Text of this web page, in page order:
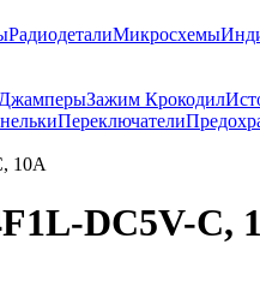
РадиодеталиМикросхемы
ДжамперыЗажим Крокодил
Переключатели
10А
DC5V-C,